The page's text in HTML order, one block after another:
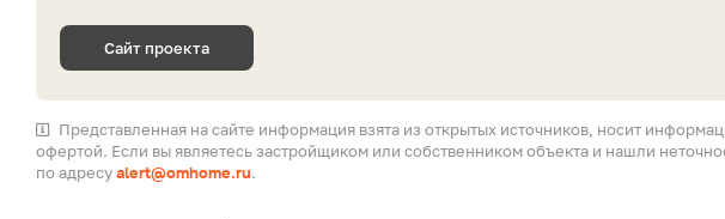
Сайт проекта
Представленная на сайте информация взята из открытых источников, носит
офертой. Если вы являетесь застройщиком или собственником объекта и нашли
по адресуalert@omhome.ru.